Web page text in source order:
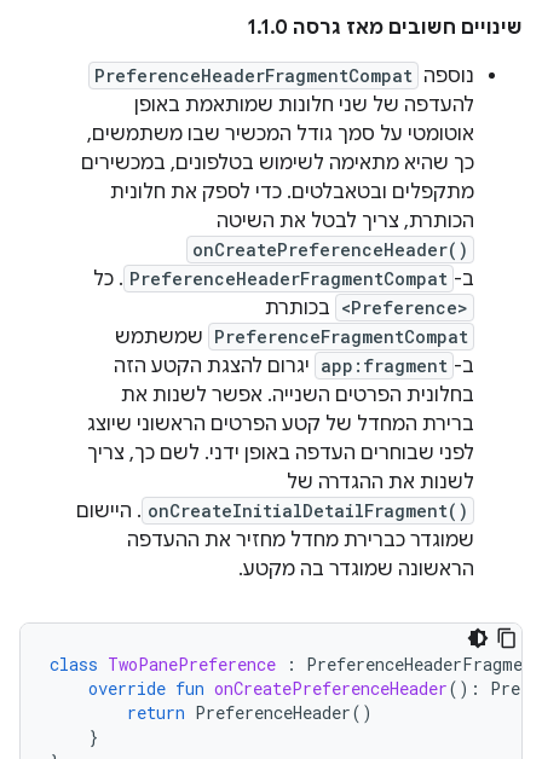
שינויים חשובים מאז גרסה 1.1.0
נוספה PreferenceHeaderFragmentCompat
להעדפה של שני חלונות שמותאמת באופן
אוטומטי על סמך גודל המכשיר שבו משתמשים,
כך שהיא מתאימה לשימוש בטלפונים, במכשירים
מתקפלים ובטאבלטים. כדי לספק את חלונית
הכותרת, צריך לבטל את השיטה
onCreatePreferenceHeader()
ב- PreferenceHeaderFragmentCompat . כל
<Preference> בכותרת
PreferenceFragmentCompat שמשתמש
ב- app:fragment יגרום להצגת הקטע הזה
בחלונית הפרטים השנייה. אפשר לשנות את
ברירת המחדל של קטע הפרטים הראשוני שיוצג
לפני שבוחרים העדפה באופן ידני. לשם כך, צריך
לשנות את ההגדרה של
onCreateInitialDetailFragment() . היישום
שמוגדר כברירת מחדל מחזיר את ההעדפה
הראשונה שמוגדר בה מקטע.
class TwoPanePreference :
override fun onCreatePreferenceHeader():
return PreferenceHeader()
}